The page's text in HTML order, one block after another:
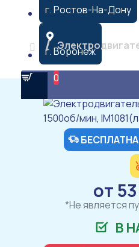
г. Ростов-На-Дону
г. Воронеж
0
от
*Не является
В